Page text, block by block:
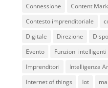
Connessione
Content
Contesto imprenditoriale
Digitale
Direzione
Evento
Funzioni intelligenti
Imprenditori
Intelligenza
Internet of things
Iot